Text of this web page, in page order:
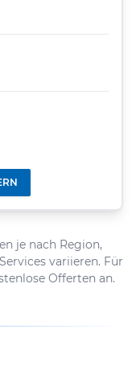
je nach Region,
variieren. Für
Offerten an.